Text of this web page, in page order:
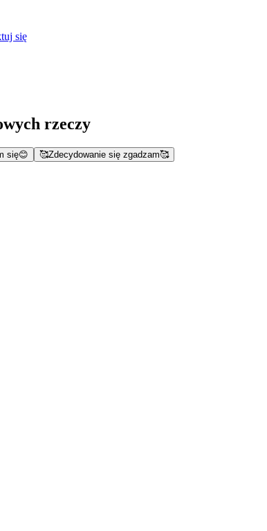
się
rzeczy
się😊 🥰Zdecydowanie się zgadzam🥰